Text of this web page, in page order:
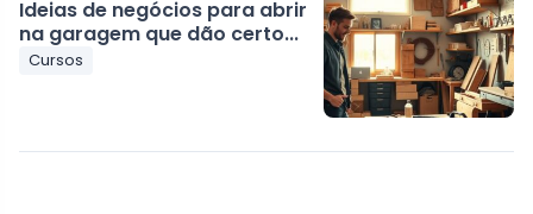
Ideias de negócios para abrir
na garagem que dão certo...
Cursos